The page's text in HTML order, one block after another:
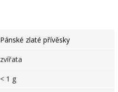
Pánské zlaté přívěsky
zvířata
< 1 g